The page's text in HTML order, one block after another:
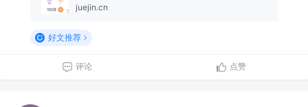
juejin.cn
好文推荐
评论 点赞